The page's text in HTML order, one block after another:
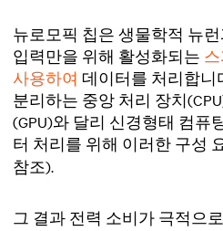
뉴로모픽 칩은 생물학적 뉴
입력만을 위해 활성화되는
사용하여 데이터를 처리합니
분리하는 중앙 처리 장치
(GPU)와 달리 신경형태 컴퓨
터 처리를 위해 이러한 구성
참조).
그 결과 전력 소비가 극적으